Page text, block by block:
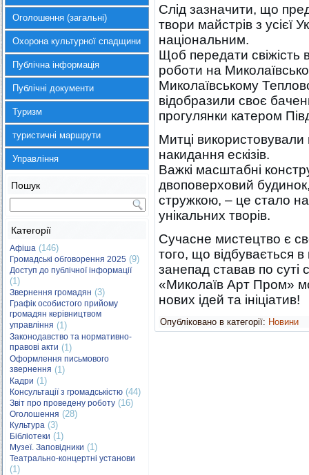
Оголошення (загальні)
Охорона культурної спадщини
Публічна інформація
Публічні документи
Туризм
туристичні маршрути
Управління
Пошук
Категорії
Афіша (146)
Громадські обговорення 2025 (9)
Доступ до публічної інформації
(1)
Звернення громадян (3)
Графік особистого прийому
громадян керівництвом
управління (1)
Законодавство та нормативно-
правові акти (1)
Оформлення письмового
звернення (1)
Кадри (1)
Консультації з громадськістю (44)
Звіт про проведену роботу (16)
Оголошення (28)
Культура (3)
Бібліотеки (1)
Музеї. Заповідники (1)
Театрально-концертні установи
(1)
Слід зазначити, що
твори майстрів з усієї
національним.
Щоб передати свіжість
роботи на
Миколаївському
відобразили своє
прогулянки катером
Митці
накидання ескізів.
Важкі масштабні
двоповерховий
стружкою, – це стало
унікальних творів.
Сучасне мистецтво є
того, що відбувається в
занепад ставав по суті
«Миколаїв Арт Пром»
нових ідей та ініціатив!
Опубліковано в категорії: Новини